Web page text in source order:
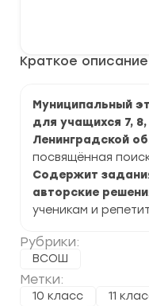
Краткое описание
Муниципальный
для учащихся 7, 8,
Ленинградской
посвящённая
Содержит
авторские
ученикам и
Рубрики:
ВСОШ
Метки:
10 класс 11
Географии
г.
по
Ленинградской
области